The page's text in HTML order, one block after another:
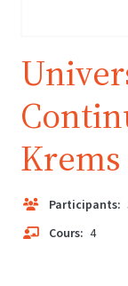
Krems
Participants:
Cours: 4